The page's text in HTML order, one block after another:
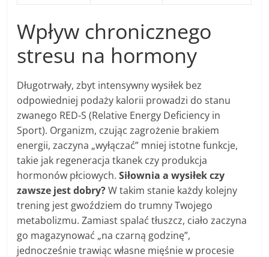
Wpływ chronicznego
stresu na hormony
Długotrwały, zbyt intensywny wysiłek bez
odpowiedniej podaży kalorii prowadzi do stanu
zwanego RED-S (Relative Energy Deficiency in
Sport). Organizm, czując zagrożenie brakiem
energii, zaczyna „wyłączać” mniej istotne funkcje,
takie jak regeneracja tkanek czy produkcja
hormonów płciowych.Siłownia a wysiłek czy
zawsze jest dobry?W takim stanie każdy kolejny
trening jest gwoździem do trumny Twojego
metabolizmu. Zamiast spalać tłuszcz, ciało zaczyna
go magazynować „na czarną godzinę”,
jednocześnie trawiąc własne mięśnie w procesie